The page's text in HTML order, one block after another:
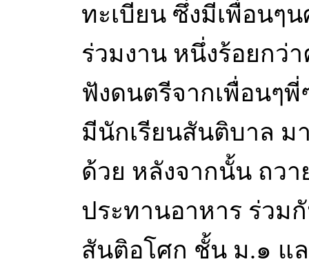
ทะเบียน ซึ่งมีเพื่อนๆ
ร่วมงาน หนึ่งร้อยกว่
ฟังดนตรีจากเพื่อนๆพี่
มีนักเรียนสันติบาล ม
ด้วย หลังจากนั้น ถว
ประทานอาหาร ร่วม
สันติอโศก ชั้น ม.๑ แ